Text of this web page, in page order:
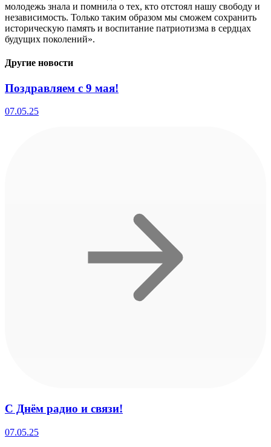
молодежь знала и помнила о тех, кто отстоял нашу свободу и
независимость. Только таким образом мы сможем сохранить
историческую память и воспитание патриотизма в сердцах
будущих поколений».
Другие новости
Поздравляем с 9 мая!
07.05.25
С Днём радио и связи!
07.05.25